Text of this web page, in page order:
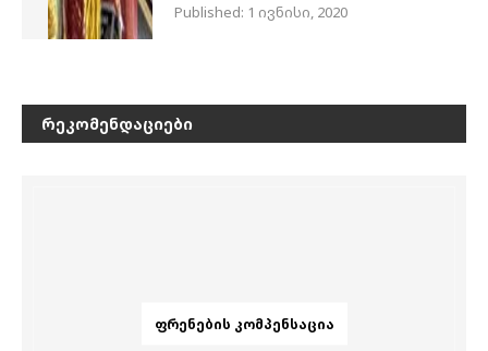
Published: 1 ივნისი, 2020
ᲠᲔᲙᲝᲛᲔᲜᲓᲐᲪᲘᲔᲑᲘ
ᲤᲠᲔᲜᲔᲑᲘᲡ ᲙᲝᲛᲞᲔᲜᲡᲐᲪᲘᲐ